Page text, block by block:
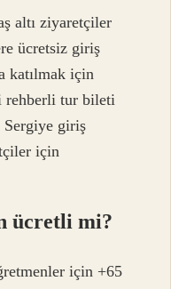
altı ziyaretçiler
ücretsiz giriş
katılmak için
rehberli tur bileti
Sergiye giriş
için
ücretli mi?
için +65